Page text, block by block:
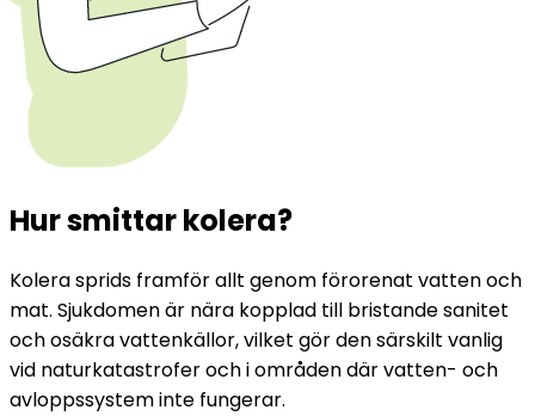
Hur smittar kolera?
Kolera sprids framför allt genom förorenat vatten och
mat. Sjukdomen är nära kopplad till bristande sanitet
och osäkra vattenkällor, vilket gör den särskilt vanlig
vid naturkatastrofer och i områden där vatten- och
avloppssystem inte fungerar.